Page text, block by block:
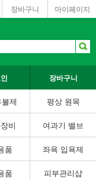
마이페이지
장바구니
장바구니
제 평상 원목
비 여과기 밸브
품 좌욕 입욕제
품 피부관리샵